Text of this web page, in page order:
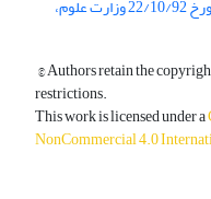
زبان انگلیسی در جلسه کار گروه علوم پایه مورخ 22/10/92 وزارت علوم،
© Authors retain the
restrictions.
This work is licensed under a
NonCommercial 4.0